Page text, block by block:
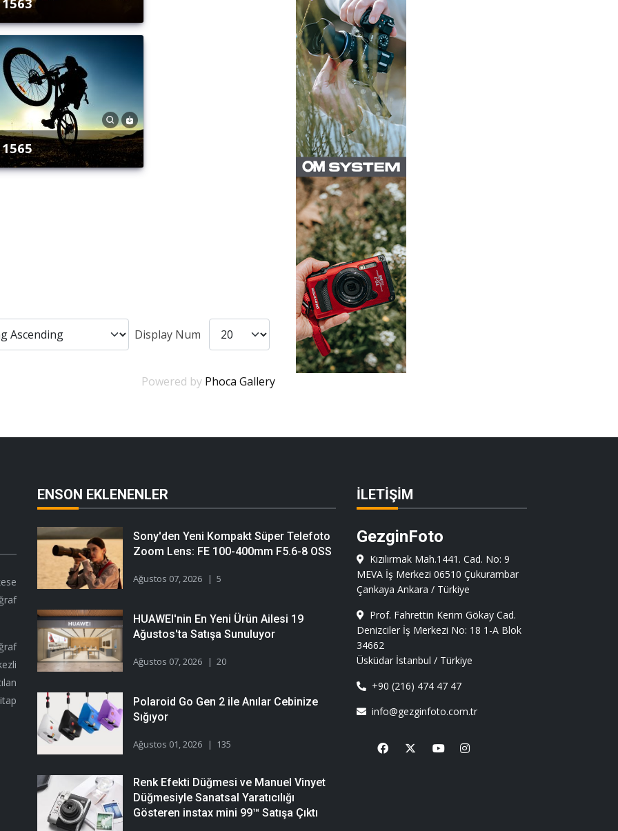
1565
Display Num
Powered by Phoca Gallery
ENSON EKLENENLER
Sony'den Yeni Kompakt Süper Telefoto
Zoom Lens: FE 100-400mm F5.6-8 OSS
Ağustos 07, 2026 5
HUAWEI'nin En Yeni Ürün Ailesi 19
Ağustos'ta Satışa Sunuluyor
Ağustos 07, 2026 20
Polaroid Go Gen 2 ile Anılar Cebinize
Sığıyor
Ağustos 01, 2026 135
Renk Efekti Düğmesi ve Manuel Vinyet
Düğmesiyle Sanatsal Yaratıcılığı
Gösteren instax mini 99™ Satışa Çıktı
İLETIŞIM
GezginFoto
Kızılırmak Mah.1441. Cad. No: 9
MEVA İş Merkezi 06510 Çukurambar
Çankaya Ankara / Türkiye
Prof. Fahrettin Kerim Gökay Cad.
Denizciler İş Merkezi No: 18 1-A Blok
34662
Üsküdar İstanbul / Türkiye
+90 (216) 474 47 47
info@gezginfoto.com.tr